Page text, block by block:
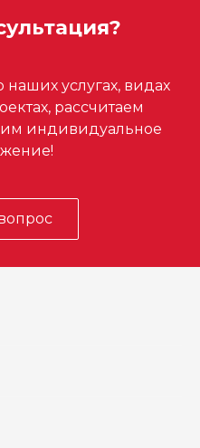
услугах, видах
рассчитаем
индивидуальное